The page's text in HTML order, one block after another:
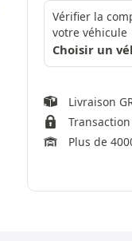
Vérifier la
votre véhicule
Choisir un
Livraison
Plus de